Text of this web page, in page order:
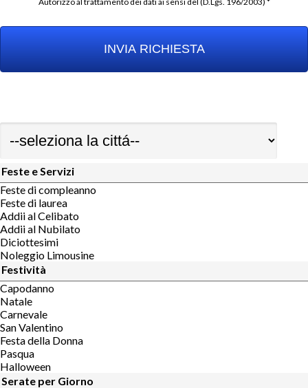
Feste e Servizi
Feste di compleanno
Feste di laurea
Addii al Celibato
Addii al Nubilato
Diciottesimi
Noleggio Limousine
Festività
Capodanno
Natale
Carnevale
San Valentino
Festa della Donna
Pasqua
Halloween
Serate per Giorno